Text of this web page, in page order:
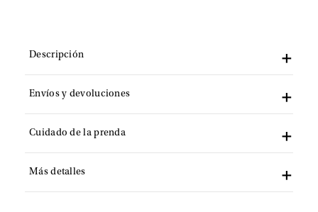
Descripción
Envíos y devoluciones
Cuidado de la prenda
Más detalles